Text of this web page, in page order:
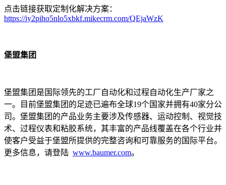
点击链接获取定制化解决方案：
https://iy2piho5nlo5xbkf.mikecrm.com/QEjaWzK
堡盟集团
堡盟集团是国际领先的工厂自动化和过程自动化生产厂家之
一。目前堡盟集团的足迹已遍布全球19个国家并拥有40家分公
司。堡盟集团的产品业务主要涉及传感器、运动控制、视觉技
术、过程仪表和粘胶系统，其丰富的产品线覆盖在各个行业并
使客户受益于堡盟所提供的完整咨询和可靠服务的国际平台。
更多信息，请登陆 www.baumer.com。